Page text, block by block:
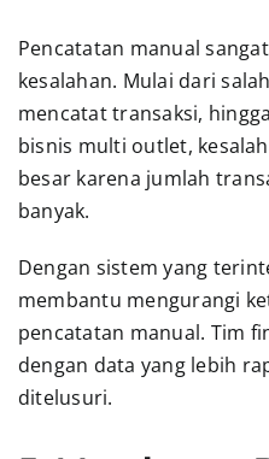
Pencatatan manual
kesalahan. Mulai dari
mencatat transaksi,
bisnis multi outlet,
besar karena jumlah
banyak.
Dengan sistem yang
membantu mengurangi
pencatatan manual. Tim
dengan data yang lebih
ditelusuri.